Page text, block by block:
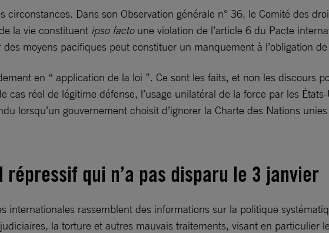
Dans son Observation générale n° 36, le Comité des
la vie constituent ipso factoune violation de l’article 6 du Pacte
moyens pacifiques peut constituer un manquement à l’obligation
en “ application de la loi ”. Ce sont les faits, et non les discours
cas réel de légitime défense, l’usage unilatéral de la force par les
lorsqu’un gouvernement choisit d’ignorer la Charte des Nations
qui n’a pas disparu le 3 janvier
internationales rassemblent des informations sur la politique
la torture et autres mauvais traitements, visant en particulier